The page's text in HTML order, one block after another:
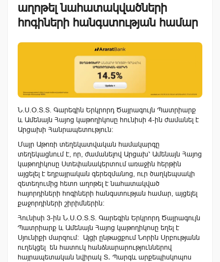
աղոթել նահատակվածների
հոգիների հանգստության համար
Ն.Ս.Օ.Տ.Տ. Գարեգին Երկրորդ Ծայրագույն Պատրիարք
և Ամենայն Հայոց կաթողիկոսը հունիսի 4-ին ժամանել է
Արցախի Հանրապետություն:
Մայր Աթոռի տեղեկատվական համակարգը
տեղեկացնում է, որ, ժամանելով Արցախ՝ Ամենայն Հայոց
կաթողիկոսը Ստեփանակերտում առաջին հերթին
այցելել է եղբայրական գերեզմանոց, ուր ծաղկեպսակի
զետեղումից հետո աղոթել է նահատակված
հայորդիների հոգիների հանգստության համար, այցելել
քաջորդիների շիրիմներին։
Հունիսի 3-ին Ն.Ս.Օ.Տ.Տ. Գարեգին Երկրորդ Ծայրագույն
Պատրիարք և Ամենայն Հայոց կաթողիկոսը եղել է
Սյունիքի մարզում: Այցի ընթացքում Նորին Սրբությանն
ուղեկցել են հատուկ հանձնարարություններով
հայրապետական նվիրակ Տ․ Պարգև արքեպիսկոպոս